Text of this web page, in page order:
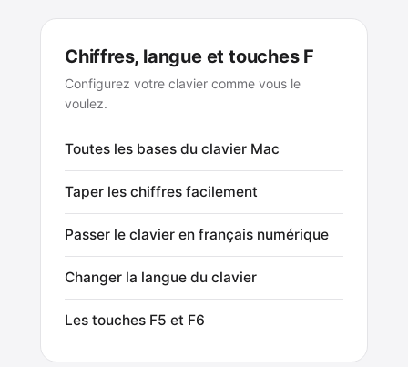
Chiffres, langue et touches F
Configurez votre clavier comme vous le
voulez.
Toutes les bases du clavier Mac
Taper les chiffres facilement
Passer le clavier en français numérique
Changer la langue du clavier
Les touches F5 et F6